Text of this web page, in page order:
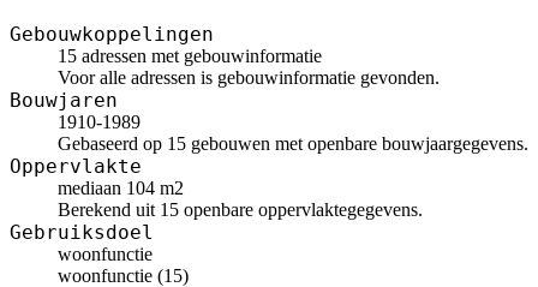
Gebouwkoppelingen
15 adressen met gebouwinformatie
Voor alle adressen is gebouwinformatie gevonden.
Bouwjaren
1910-1989
Gebaseerd op 15 gebouwen met openbare bouwjaargegevens.
Oppervlakte
mediaan 104 m2
Berekend uit 15 openbare oppervlaktegegevens.
Gebruiksdoel
woonfunctie
woonfunctie (15)